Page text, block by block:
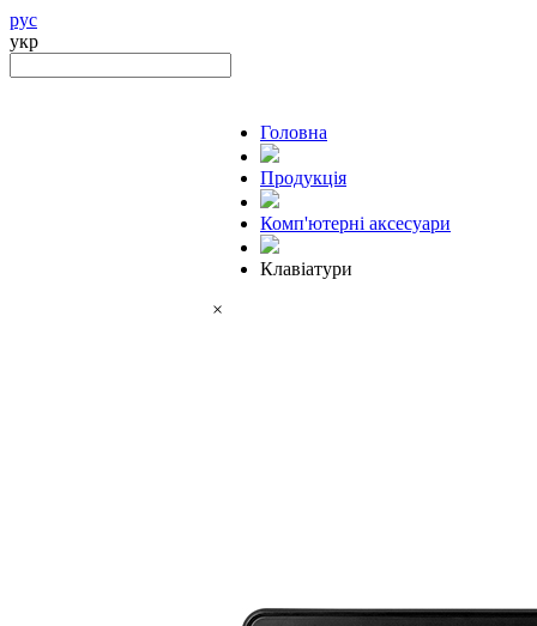
рус
укр
Головна
Продукцiя
Комп'ютерні аксесуари
Клавіатури
×